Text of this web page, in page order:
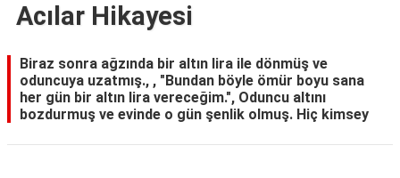
Acılar Hikayesi
Biraz sonra ağzında bir altın lira ile dönmüş ve
oduncuya uzatmış., , "Bundan böyle ömür boyu sana
her gün bir altın lira vereceğim.", Oduncu altını
bozdurmuş ve evinde o gün şenlik olmuş. Hiç kimsey